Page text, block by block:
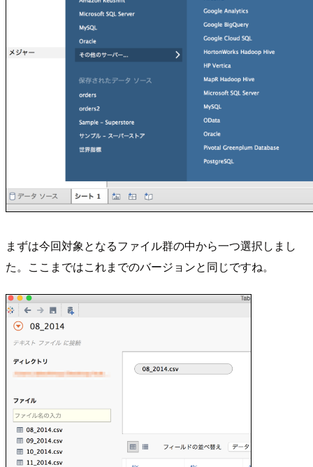
まずは今回対象となるファイル群の中から一つ選択しまし
た。ここまではこれまでのバージョンと同じですね。